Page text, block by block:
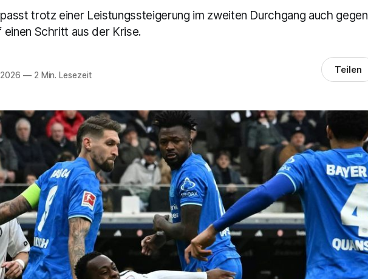
trotz einer Leistungssteigerung im zweiten Durchgang auch gegen
einen Schritt aus der Krise.
—2 Min. Lesezeit Teilen